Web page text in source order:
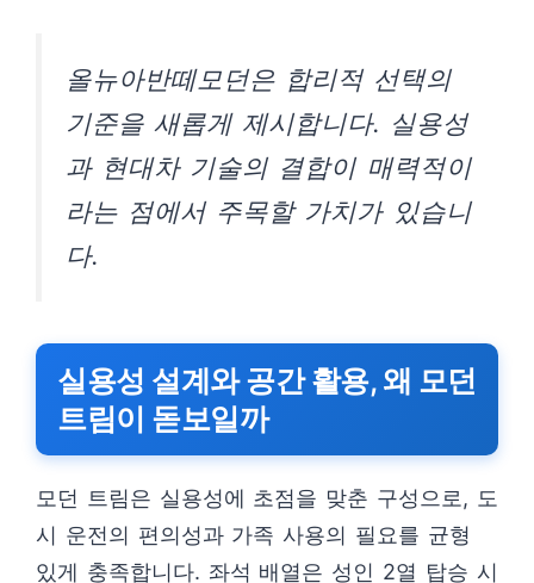
올뉴아반떼모던은 합리적 선택의
기준을 새롭게 제시합니다. 실용성
과 현대차 기술의 결합이 매력적이
라는 점에서 주목할 가치가 있습니
다.
실용성 설계와 공간 활용, 왜 모던
트림이 돋보일까
모던 트림은 실용성에 초점을 맞춘 구성으로, 도
시 운전의 편의성과 가족 사용의 필요를 균형
있게 충족합니다. 좌석 배열은 성인 2열 탑승 시